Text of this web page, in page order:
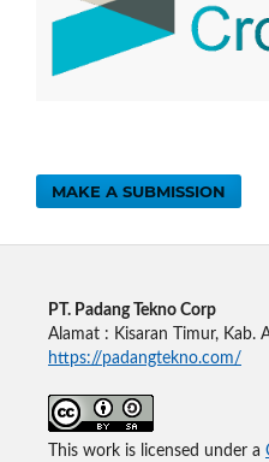
MAKE A SUBMISSION
PT. Padang Tekno Corp
Alamat : Kisaran Timur, Kab.
https://padangtekno.com/
This work is licensed under a